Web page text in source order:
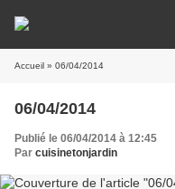
Accueil » 06/04/2014
06/04/2014
Publié le 06/04/2014 à 12:45
Par cuisinetonjardin